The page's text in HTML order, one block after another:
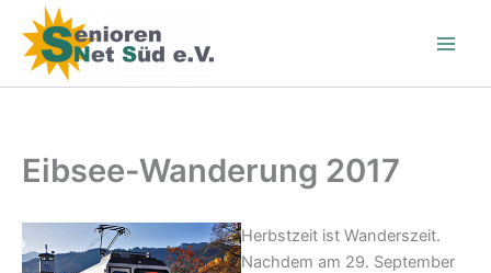
Inhalt
springen
Eibsee-Wanderung 2017
Herbstzeit ist Wanderszeit.
Nachdem am 29. September